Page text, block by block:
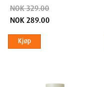
Rubus Chamaemorus Seed Oil,
Disa 30 ml
NOK 329.00
NOK 289.00
Kjøp